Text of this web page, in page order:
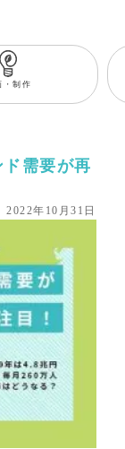
・制作
需要が再
2022年10月31日